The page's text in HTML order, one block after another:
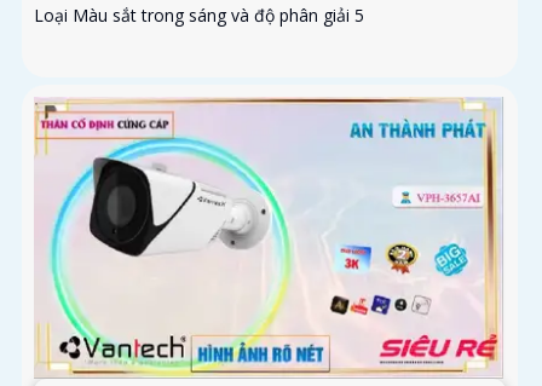
Loại Màu sắt trong sáng và độ phân giải 5